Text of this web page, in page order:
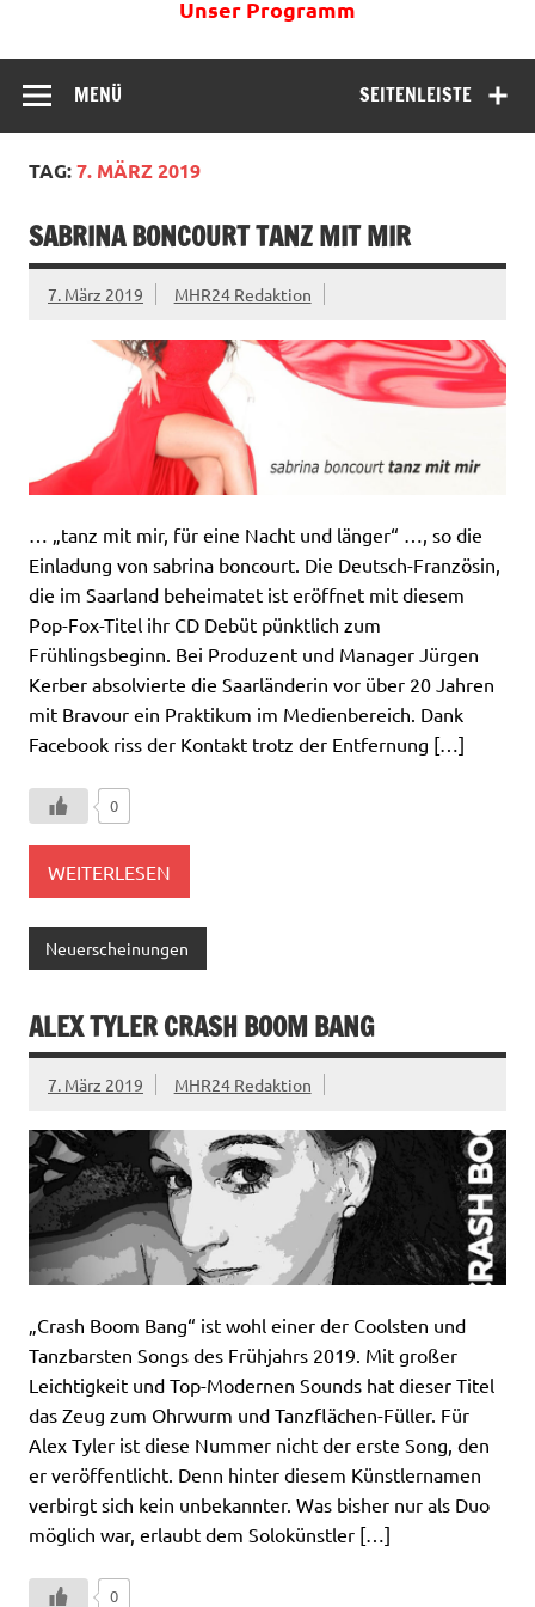
Unser Programm
SEITENLEISTE
MENÜ
TAG:7. MÄRZ 2019
SABRINA BONCOURT TANZ MIT MIR
7. März 2019 MHR24 Redaktion
… „tanz mit mir, für eine Nacht und länger“ …, so die
Einladung von sabrina boncourt. Die Deutsch-Französin,
die im Saarland beheimatet ist eröffnet mit diesem
Pop-Fox-Titel ihr CD Debüt pünktlich zum
Frühlingsbeginn. Bei Produzent und Manager Jürgen
Kerber absolvierte die Saarländerin vor über 20 Jahren
mit Bravour ein Praktikum im Medienbereich. Dank
Facebook riss der Kontakt trotz der Entfernung […]
0
WEITERLESEN
Neuerscheinungen
ALEX TYLER CRASH BOOM BANG
7. März 2019 MHR24 Redaktion
„Crash Boom Bang“ ist wohl einer der Coolsten und
Tanzbarsten Songs des Frühjahrs 2019. Mit großer
Leichtigkeit und Top-Modernen Sounds hat dieser Titel
das Zeug zum Ohrwurm und Tanzflächen-Füller. Für
Alex Tyler ist diese Nummer nicht der erste Song, den
er veröffentlicht. Denn hinter diesem Künstlernamen
verbirgt sich kein unbekannter. Was bisher nur als Duo
möglich war, erlaubt dem Solokünstler […]
0